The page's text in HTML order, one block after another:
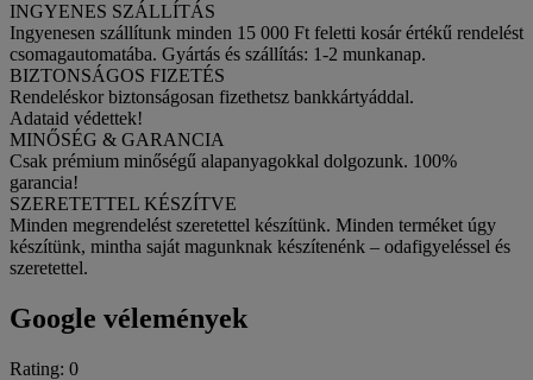
INGYENES SZÁLLÍTÁS
Ingyenesen szállítunk minden 15 000 Ft feletti kosár értékű rendelést
csomagautomatába. Gyártás és szállítás: 1-2 munkanap.
BIZTONSÁGOS FIZETÉS
Rendeléskor biztonságosan fizethetsz bankkártyáddal.
Adataid védettek!
MINŐSÉG & GARANCIA
Csak prémium minőségű alapanyagokkal dolgozunk. 100%
garancia!
SZERETETTEL KÉSZÍTVE
Minden megrendelést szeretettel készítünk. Minden terméket úgy
készítünk, mintha saját magunknak készítenénk – odafigyeléssel és
szeretettel.
Google vélemények
Rating: 0